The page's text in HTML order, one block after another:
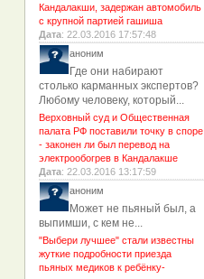
Кандалакши, задержан автомобиль
с крупной партией гашиша
Дата: 22.03.2016 17:57:48
аноним
Где они набирают
столько карманных экспертов?
Любому человеку, который...
Верховный суд и Общественная
палата РФ поставили точку в споре
- законен ли был перевод на
электрообогрев в Кандалакше
Дата: 22.03.2016 13:17:59
аноним
Может не пьяный был, а
выпимши, с кем не...
"Выбери лучшее" стали известны
жуткие подробности приезда
пьяных медиков к ребёнку-